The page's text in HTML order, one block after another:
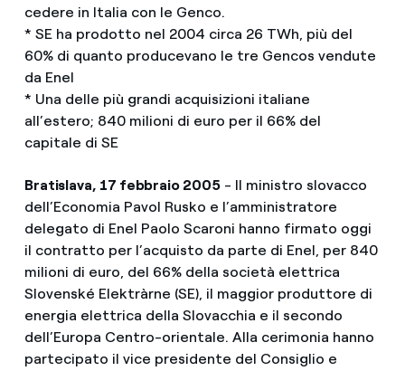
cedere in Italia con le Genco.
* SE ha prodotto nel 2004 circa 26 TWh, più del
60% di quanto producevano le tre Gencos vendute
da Enel
* Una delle più grandi acquisizioni italiane
all’estero; 840 milioni di euro per il 66% del
capitale di SE
Bratislava, 17 febbraio 2005- Il ministro slovacco
dell’Economia Pavol Rusko e l’amministratore
delegato di Enel Paolo Scaroni hanno firmato oggi
il contratto per l’acquisto da parte di Enel, per 840
milioni di euro, del 66% della società elettrica
Slovenské Elektràrne (SE), il maggior produttore di
energia elettrica della Slovacchia e il secondo
dell’Europa Centro-orientale. Alla cerimonia hanno
partecipato il vice presidente del Consiglio e